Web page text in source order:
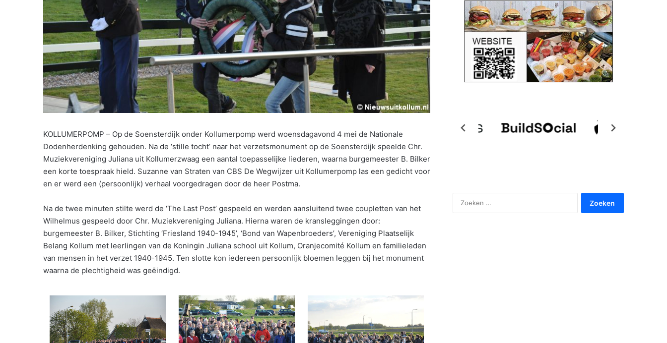
KOLLUMERPOMP – Op de Soensterdijk onder Kollumerpomp werd woensdagavond 4 mei de Nationale
Dodenherdenking gehouden. Na de ‘stille tocht’ naar het verzetsmonument op de Soensterdijk speelde Chr.
Muziekvereniging Juliana uit Kollumerzwaag een aantal toepasselijke liederen, waarna burgemeester B. Bilker
een korte toespraak hield. Suzanne van Straten van CBS De Wegwijzer uit Kollumerpomp las een gedicht voor
en er werd een (persoonlijk) verhaal voorgedragen door de heer Postma.
Na de twee minuten stilte werd de ‘The Last Post’ gespeeld en werden aansluitend twee coupletten van het
Wilhelmus gespeeld door Chr. Muziekvereniging Juliana. Hierna waren de kransleggingen door:
burgemeester B. Bilker, Stichting ‘Friesland 1940-1945’, ‘Bond van Wapenbroeders’, Vereniging Plaatselijk
Belang Kollum met leerlingen van de Koningin Juliana school uit Kollum, Oranjecomité Kollum en familieleden
van mensen in het verzet 1940-1945. Ten slotte kon iedereen persoonlijk bloemen leggen bij het monument
waarna de plechtigheid was geëindigd.
naar: